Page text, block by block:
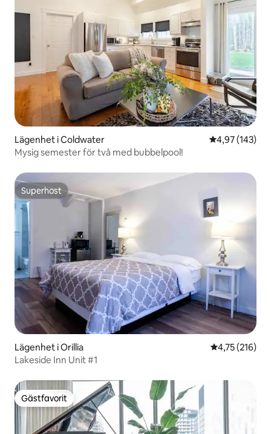
Lägenhet i Coldwater 4,97 av 5 i
4,97 (143)
Mysig semester för två med bubbelpool!
Superhost
Superhost
Lägenhet i Orillia 4,75 av 5 i
4,75 (216)
Lakeside Inn Unit #1
Gästfavorit
Gästfavorit